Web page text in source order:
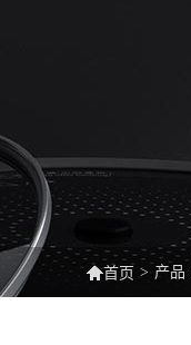
首页 > 产品